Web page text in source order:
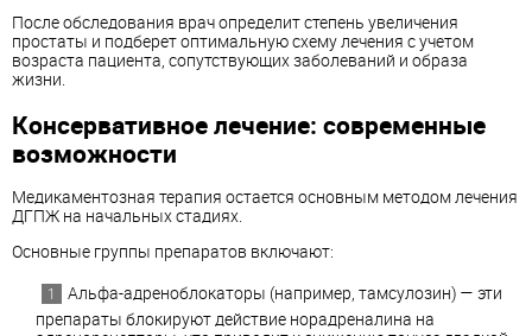
После обследования врач определит степень увеличения
простаты и подберет оптимальную схему лечения с учетом
возраста пациента, сопутствующих заболеваний и образа
жизни.
Консервативное лечение: современные
возможности
Медикаментозная терапия остается основным методом лечения
ДГПЖ на начальных стадиях.
Основные группы препаратов включают:
Альфа-адреноблокаторы (например, тамсулозин) — эти
препараты блокируют действие норадреналина на